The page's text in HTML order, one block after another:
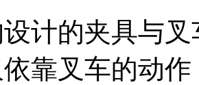
计的夹具与
靠叉车的动